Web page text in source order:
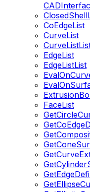
CoEdgeList
CurveList
EdgeList
EdgeListList
FaceList